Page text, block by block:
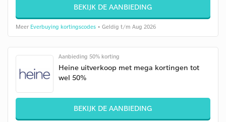
BEKIJK DE AANBIEDING
Meer Everbuying kortingscodes • Geldig t/m Aug 2026
Aanbieding 50% korting
Heine uitverkoop met mega kortingen tot
wel 50%
BEKIJK DE AANBIEDING